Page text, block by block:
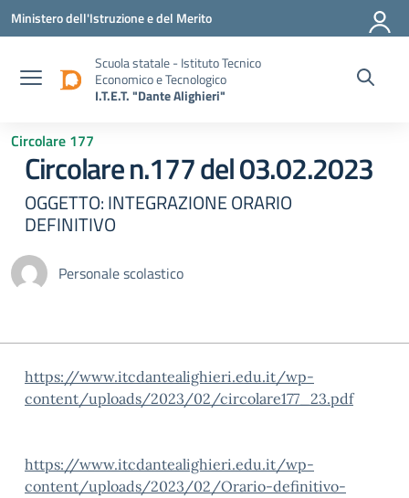
Vai ai contenuti
Vai al menu di navigazione
Vai al footer
Ministero dell'Istruzione e del Merito
Scuola statale - Istituto Tecnico
Economico e Tecnologico
I.T.E.T. "Dante Alighieri"
Circolare 177
Circolare n.177 del 03.02.2023
OGGETTO: INTEGRAZIONE ORARIO
DEFINITIVO
Personale scolastico
https://www.itcdantealighieri.edu.it/wp-
content/uploads/2023/02/circolare177_23.pdf
https://www.itcdantealighieri.edu.it/wp-
content/uploads/2023/02/Orario-definitivo-